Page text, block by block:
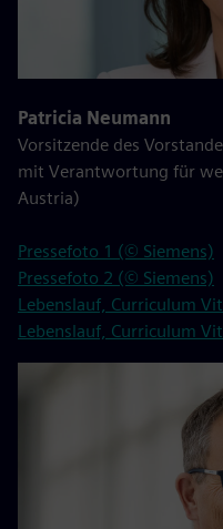
Patricia Neumann
Vorsitzende des
mit Verantwortung für
Austria)
Pressefoto 1 (© Siemens)
Pressefoto 2 (© Siemens)
Lebenslauf, Curriculum
Lebenslauf, Curriculum